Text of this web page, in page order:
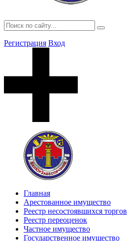
Регистрация Вход
Главная
Арестованное имущество
Реестр несостоявшихся торгов
Реестр переоценок
Частное имущество
Государственное имущество